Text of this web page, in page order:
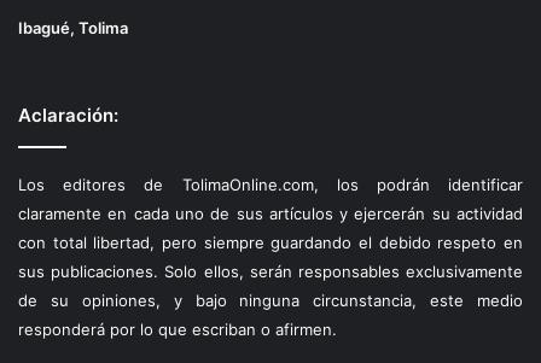
Ibagué, Tolima
Aclaración:
Los editores de TolimaOnline.com, los podrán identificar
claramente en cada uno de sus artículos y ejercerán su actividad
con total libertad, pero siempre guardando el debido respeto en
sus publicaciones. Solo ellos, serán responsables exclusivamente
de su opiniones, y bajo ninguna circunstancia, este medio
responderá por lo que escriban o afirmen.